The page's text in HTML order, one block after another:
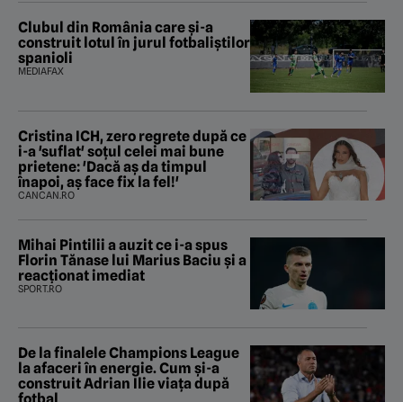
Clubul din România care și-a
construit lotul în jurul fotbaliștilor
spanioli
MEDIAFAX
Cristina ICH, zero regrete după ce
i-a 'suflat' soțul celei mai bune
prietene: 'Dacă aș da timpul
înapoi, aș face fix la fel!'
CANCAN.RO
Mihai Pintilii a auzit ce i-a spus
Florin Tănase lui Marius Baciu și a
reacționat imediat
SPORT.RO
De la finalele Champions League
la afaceri în energie. Cum și-a
construit Adrian Ilie viața după